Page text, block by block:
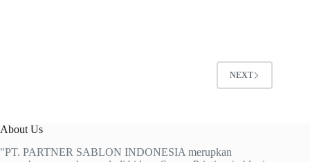
NEXT
About Us
"PT. PARTNER SABLON INDONESIA merupkan